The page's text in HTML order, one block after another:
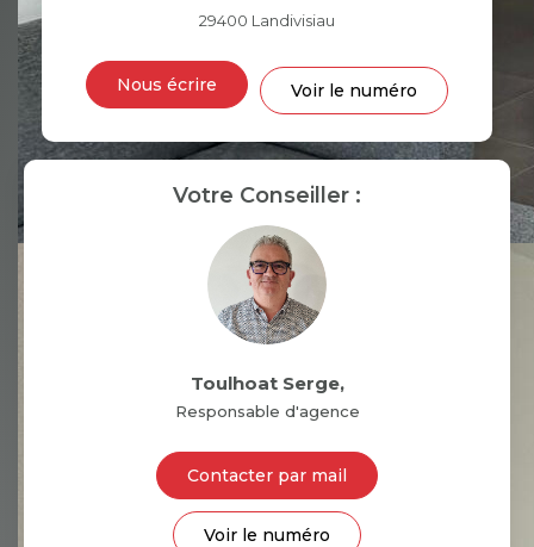
DISTANCE DE L'AÉROPORT :
RÉSULTATS DES LYCÉES ECOLES ET CRÈCHES
RESTAURANTS ET CAFÉS COMMERCES
29400 Landivisiau
Nous écrire Voir le numéro
Votre Conseiller :
Toulhoat Serge,
Responsable d'agence
Contacter par mail
Voir le numéro